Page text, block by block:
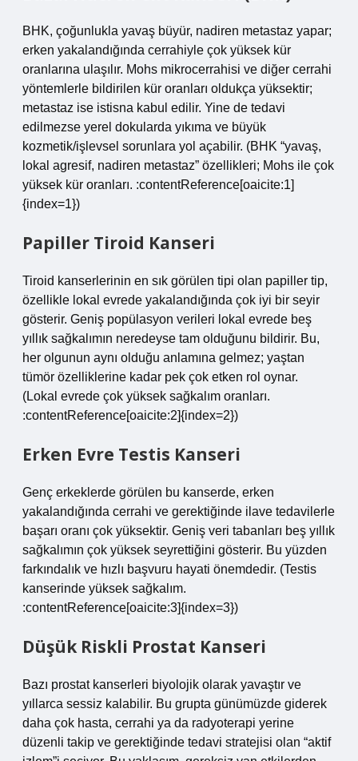
BHK, çoğunlukla yavaş büyür, nadiren metastaz yapar;
erken yakalandığında cerrahiyle çok yüksek kür
oranlarına ulaşılır. Mohs mikrocerrahisi ve diğer cerrahi
yöntemlerle bildirilen kür oranları oldukça yüksektir;
metastaz ise istisna kabul edilir. Yine de tedavi
edilmezse yerel dokularda yıkıma ve büyük
kozmetik/işlevsel sorunlara yol açabilir. (BHK “yavaş,
lokal agresif, nadiren metastaz” özellikleri; Mohs ile çok
yüksek kür oranları. :contentReference[oaicite:1]
{index=1})
Papiller Tiroid Kanseri
Tiroid kanserlerinin en sık görülen tipi olan papiller tip,
özellikle lokal evrede yakalandığında çok iyi bir seyir
gösterir. Geniş popülasyon verileri lokal evrede beş
yıllık sağkalımın neredeyse tam olduğunu bildirir. Bu,
her olgunun aynı olduğu anlamına gelmez; yaştan
tümör özelliklerine kadar pek çok etken rol oynar.
(Lokal evrede çok yüksek sağkalım oranları.
:contentReference[oaicite:2]{index=2})
Erken Evre Testis Kanseri
Genç erkeklerde görülen bu kanserde, erken
yakalandığında cerrahi ve gerektiğinde ilave tedavilerle
başarı oranı çok yüksektir. Geniş veri tabanları beş yıllık
sağkalımın çok yüksek seyrettiğini gösterir. Bu yüzden
farkındalık ve hızlı başvuru hayati önemdedir. (Testis
kanserinde yüksek sağkalım.
:contentReference[oaicite:3]{index=3})
Düşük Riskli Prostat Kanseri
Bazı prostat kanserleri biyolojik olarak yavaştır ve
yıllarca sessiz kalabilir. Bu grupta günümüzde giderek
daha çok hasta, cerrahi ya da radyoterapi yerine
düzenli takip ve gerektiğinde tedavi stratejisi olan “aktif